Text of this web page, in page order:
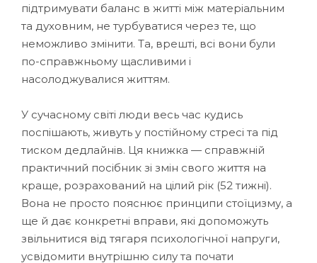
підтримувати баланс в житті між матеріальним
та духовним, не турбуватися через те, що
неможливо змінити. Та, врешті, всі вони були
по-справжньому щасливими і
насолоджувалися життям.
У сучасному світі люди весь час кудись
поспішають, живуть у постійному стресі та під
тиском дедлайнів. Ця книжка — справжній
практичний посібник зі змін свого життя на
краще, розрахований на цілий рік (52 тижні).
Вона не просто пояснює принципи стоїцизму, а
ще й дає конкретні вправи, які допоможуть
звільнитися від тягаря психологічної напруги,
усвідомити внутрішню силу та почати